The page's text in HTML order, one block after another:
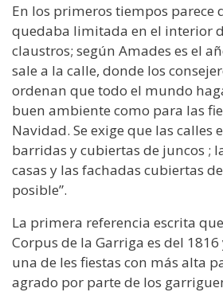
En los primeros tiempos parece
quedaba limitada en el interior
claustros; según Amades es el
sale a la calle, donde los
ordenan que todo el mundo
buen ambiente como para las
Navidad. Se exige que las calles
barridas y cubiertas de juncos ;
casas y las fachadas cubiertas
posible”.
La primera referencia escrita
Corpus de la Garriga es del
una de les fiestas con más alta
agrado por parte de los